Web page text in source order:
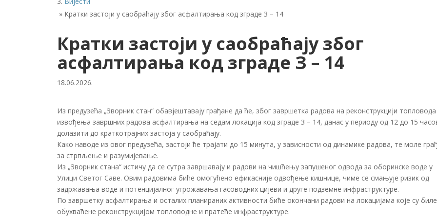
» Кратки застоји у саобраћају због асфалтирања код зграде З – 14
Кратки застоји у саобраћају због
асфалтирања код зграде З – 14
18.06.2026.
Из предузећа „Зворник стан“ обавјештавају грађане да ће, због завршетка радова на реконструкцији
извођења завршних радова асфалтирања на седам локација код зграде З – 14, данас у периоду од 12 до 15
долазити до краткотрајних застоја у саобраћају.
Како наводе из овог предузећа, застоји ће трајати до 15 минута, у зависности од динамике радова, те моле
за стрпљење и разумијевање.
Из „Зворник стана“ истичу да се сутра завршавају и радови на чишћењу запушеног одвода за оборинске воде у
Улици Светог Саве. Овим радовима биће омогућено ефикасније одвођење кишнице, чиме се смањује ризик од
задржавања воде и потенцијалног угрожавања гасоводних цијеви и друге подземне инфраструктуре.
По завршетку асфалтирања и осталих планираних активности биће окончани радови на локацијама које су биле
обухваћене реконструкцијом топловодне и пратеће инфраструктуре.